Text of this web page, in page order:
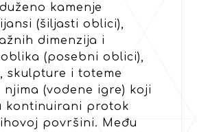
kamenje
(šiljasti oblici),
dimenzija i
(posebni oblici),
skulpture i toteme
njima (vodene igre) koji
kontinuirani protok
površini. Među